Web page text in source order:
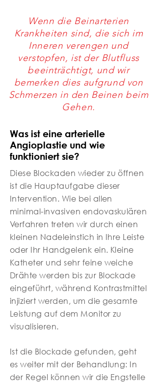
Wenn die Beinarterien
Krankheiten sind, die sich im
Inneren verengen und
verstopfen, ist der Blutfluss
beeinträchtigt, und wir
bemerken dies aufgrund von
Schmerzen in den Beinen beim
Gehen.
Was ist eine arterielle
Angioplastie und wie
funktioniert sie?
Diese Blockaden wieder zu öffnen
ist die Hauptaufgabe dieser
Intervention. Wie bei allen
minimal-invasiven endovaskulären
Verfahren treten wir durch einen
kleinen Nadeleinstich in Ihre Leiste
oder Ihr Handgelenk ein. Kleine
Katheter und sehr feine weiche
Drähte werden bis zur Blockade
eingeführt, während Kontrastmittel
injiziert werden, um die gesamte
Leistung auf dem Monitor zu
visualisieren.
Ist die Blockade gefunden, geht
es weiter mit der Behandlung: In
der Regel können wir die Engstelle